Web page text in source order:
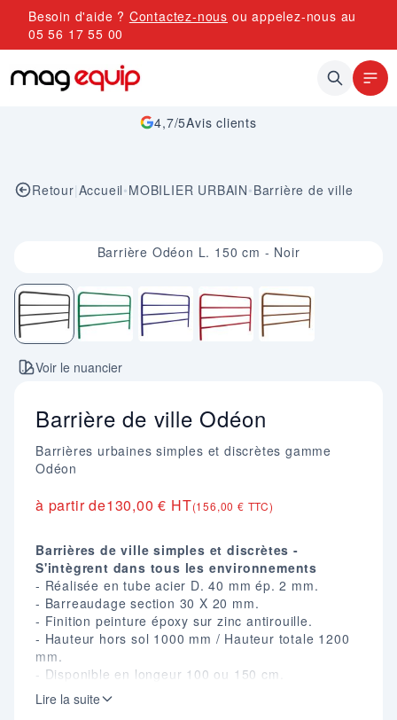
Allez au contenu
Besoin d'aide ? Contactez-nous ou appelez-nous au
05 56 17 55 00
4,7/5Avis clients
Retour|Accueil•MOBILIER URBAIN•Barrière de ville
Image 1 sur 5Barrière Odéon L. 150 cm - Noir
Voir le nuancier
Barrière de ville Odéon
Barrières urbaines simples et discrètes gamme
Odéon
à partir de130,00 € HT(156,00 € TTC)
Barrières de ville simples et discrètes -
S'intègrent dans tous les environnements
- Réalisée en tube acier D. 40 mm ép. 2 mm.
- Barreaudage section 30 X 20 mm.
- Finition peinture époxy sur zinc antirouille.
- Hauteur hors sol 1000 mm / Hauteur totale 1200
mm.
- Disponible en longeur 100 ou 150 cm.
- Fixation par scellement direct.
- En option : platines, système d'amovibilité...
Lire la suite